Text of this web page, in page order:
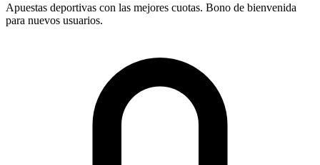
Apuestas deportivas con las mejores cuotas. Bono de bienvenida
para nuevos usuarios.